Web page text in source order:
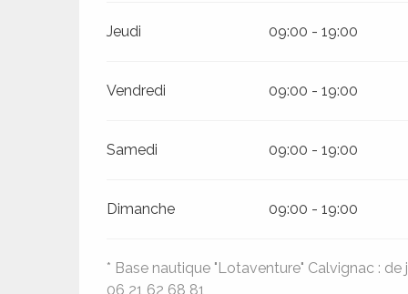
Jeudi 09:00 - 19:00
Vendredi 09:00 - 19:00
Samedi 09:00 - 19:00
Dimanche 09:00 - 19:00
* Base nautique "Lotaventure" Calvignac :
06 21 62 68 81